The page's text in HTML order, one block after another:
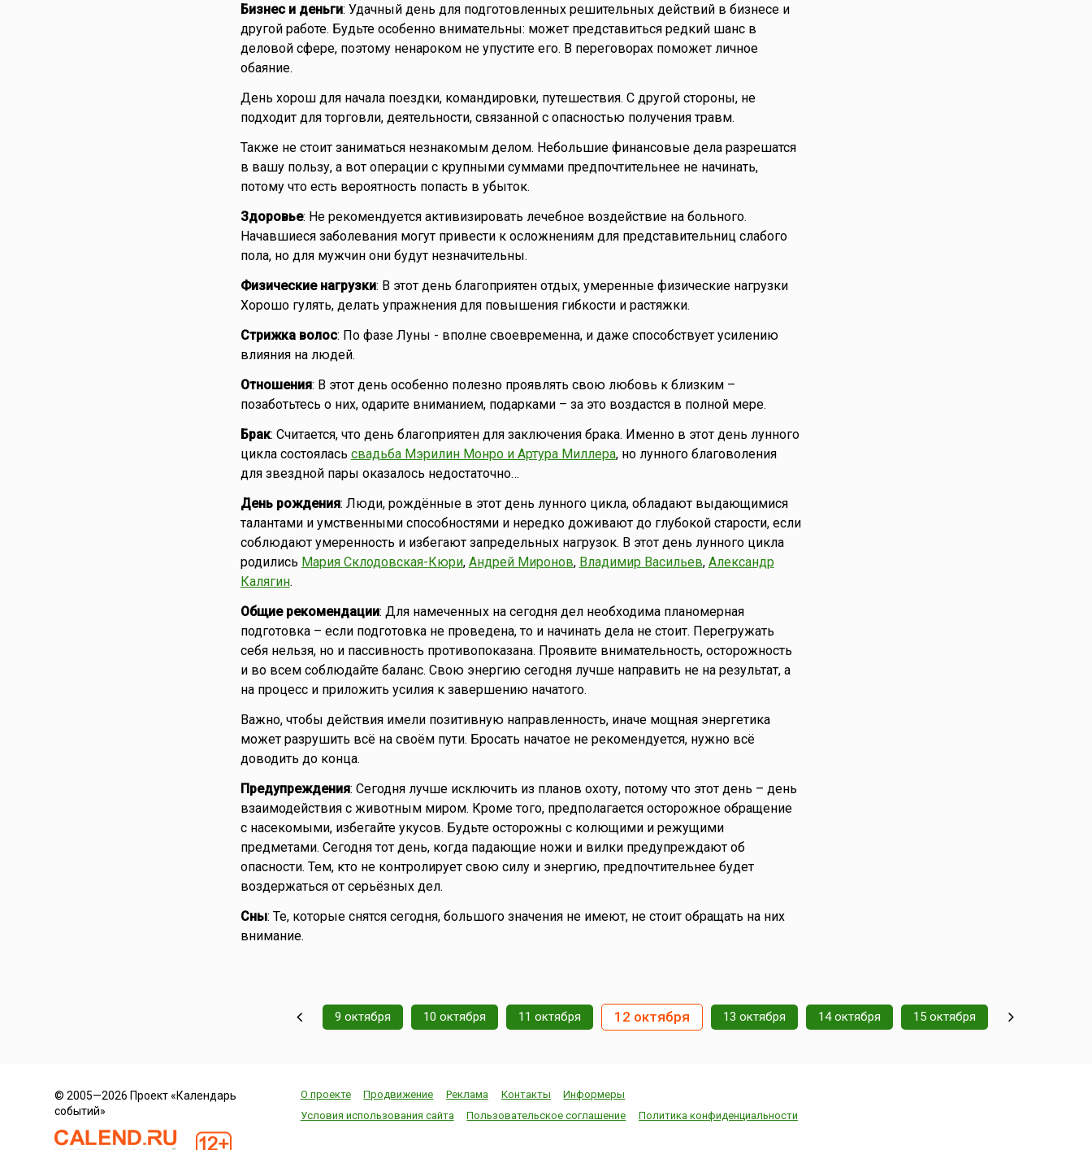
Бизнес и деньги: Удачный день для подготовленных решительных действий в бизнесе и
другой работе. Будьте особенно внимательны: может представиться редкий шанс в
деловой сфере, поэтому ненароком не упустите его. В переговорах поможет личное
обаяние.
День хорош для начала поездки, командировки, путешествия. С другой стороны, не
подходит для торговли, деятельности, связанной с опасностью получения травм.
Также не стоит заниматься незнакомым делом. Небольшие финансовые дела разрешатся
в вашу пользу, а вот операции с крупными суммами предпочтительнее не начинать,
потому что есть вероятность попасть в убыток.
Здоровье: Не рекомендуется активизировать лечебное воздействие на больного.
Начавшиеся заболевания могут привести к осложнениям для представительниц слабого
пола, но для мужчин они будут незначительны.
Физические нагрузки: В этот день благоприятен отдых, умеренные физические нагрузки
Хорошо гулять, делать упражнения для повышения гибкости и растяжки.
Стрижка волос: По фазе Луны - вполне своевременна, и даже способствует усилению
влияния на людей.
Отношения: В этот день особенно полезно проявлять свою любовь к близким –
позаботьтесь о них, одарите вниманием, подарками – за это воздастся в полной мере.
Брак: Считается, что день благоприятен для заключения брака. Именно в этот день лунного
цикла состоялась свадьба Мэрилин Монро и Артура Миллера, но лунного благоволения
для звездной пары оказалось недостаточно…
День рождения: Люди, рождённые в этот день лунного цикла, обладают выдающимися
талантами и умственными способностями и нередко доживают до глубокой старости, если
соблюдают умеренность и избегают запредельных нагрузок. В этот день лунного цикла
родились Мария Склодовская-Кюри, Андрей Миронов, Владимир Васильев, Александр
Калягин.
Общие рекомендации: Для намеченных на сегодня дел необходима планомерная
подготовка – если подготовка не проведена, то и начинать дела не стоит. Перегружать
себя нельзя, но и пассивность противопоказана. Проявите внимательность, осторожность
и во всем соблюдайте баланс. Свою энергию сегодня лучше направить не на результат, а
на процесс и приложить усилия к завершению начатого.
Важно, чтобы действия имели позитивную направленность, иначе мощная энергетика
может разрушить всё на своём пути. Бросать начатое не рекомендуется, нужно всё
доводить до конца.
Предупреждения: Сегодня лучше исключить из планов охоту, потому что этот день – день
взаимодействия с животным миром. Кроме того, предполагается осторожное обращение
с насекомыми, избегайте укусов. Будьте осторожны с колющими и режущими
предметами. Сегодня тот день, когда падающие ножи и вилки предупреждают об
опасности. Тем, кто не контролирует свою силу и энергию, предпочтительнее будет
воздержаться от серьёзных дел.
Сны: Те, которые снятся сегодня, большого значения не имеют, не стоит обращать на них
внимание.
9 октября 10 октября 11 октября 12 октября 13 октября 14 октября 15 октября
© 2005—2026 Проект «Календарь
событий»
О проекте Продвижение Реклама Контакты
Информеры
Условия использования сайта
Пользовательское соглашение Политика конфиденциальности